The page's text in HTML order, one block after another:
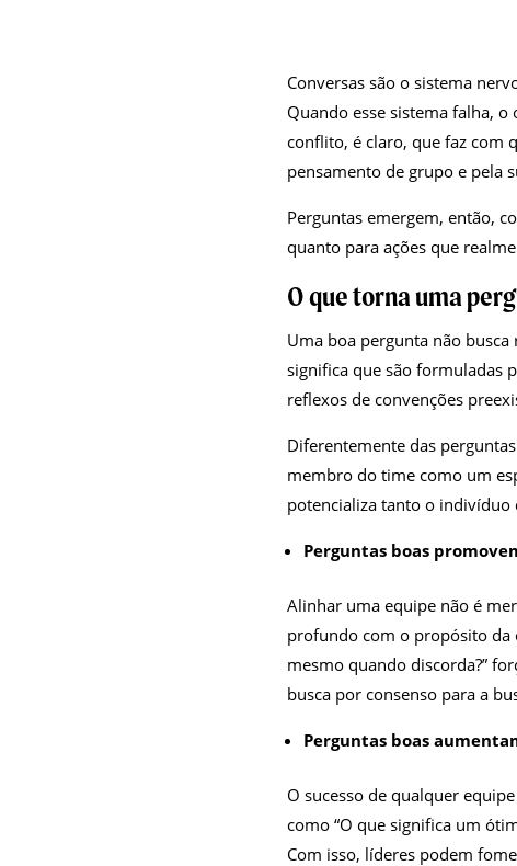
Conversas são o sistema
Quando esse sistema falha,
conflito, é claro, que faz com
pensamento de grupo e pela
Perguntas emergem, então,
quanto para ações que
O que torna uma
Uma boa pergunta não
significa que são formuladas
reflexos de convenções
Diferentemente das
membro do time como um
potencializa tanto o indivíduo
Perguntas boas
Alinhar uma equipe não é
profundo com o propósito da
mesmo quando discorda?”
busca por consenso para a
Perguntas boas
O sucesso de qualquer
como “O que significa um
Com isso, líderes podem